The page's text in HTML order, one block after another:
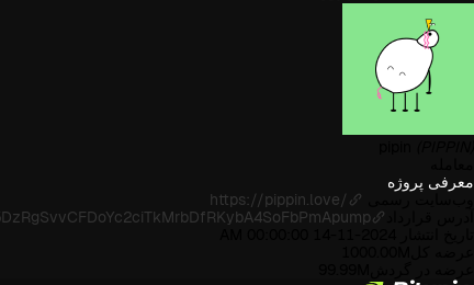
معرفی پروژه
https://pippin.love/